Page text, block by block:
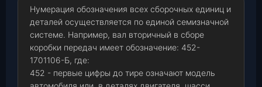
Нумерация обозначения всех сборочных единиц и
деталей осуществляется по единой семизначной
системе. Например, вал вторичный в сборе
коробки передач имеет обозначение: 452-
1701106-Б, где:
452 - первые цифры до тире означают модель